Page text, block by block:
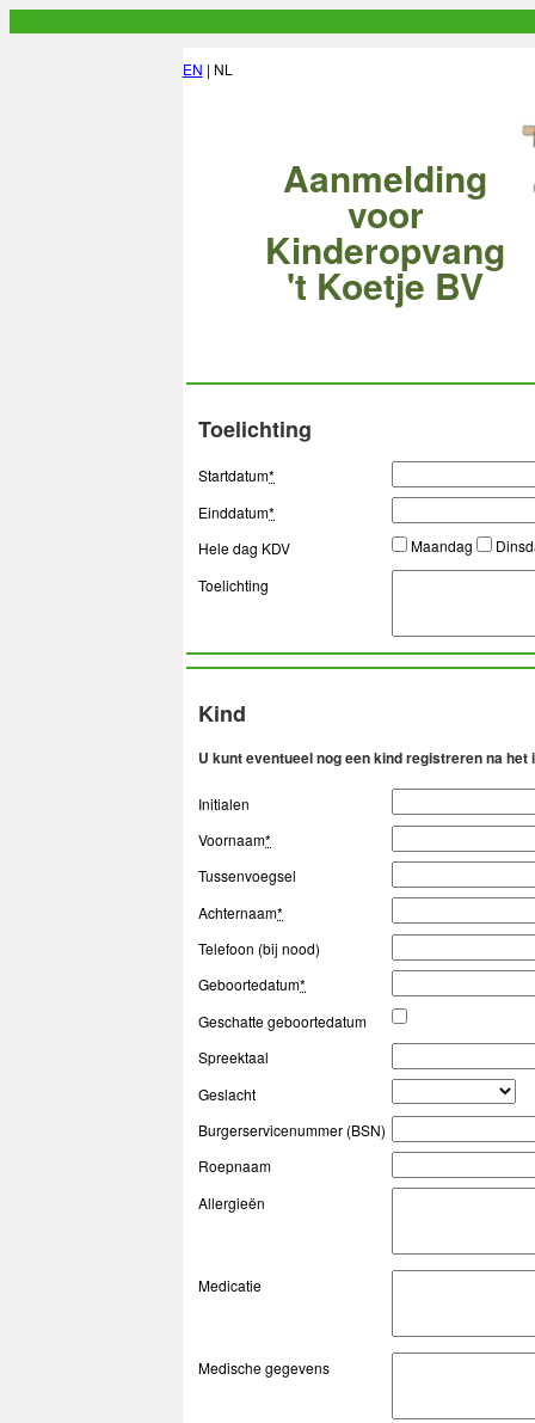
EN | NL
Aanmelding
voor
Kinderopvang
't Koetje BV
Toelichting
Startdatum*
Einddatum*
Hele dag KDV
Maandag
Toelichting
Kind
U kunt eventueel nog een kind registreren na
Initialen
Voornaam*
Tussenvoegsel
Achternaam*
Telefoon (bij nood)
Geboortedatum*
Geschatte geboortedatum
Spreektaal
Geslacht
Burgerservicenummer (BSN)
Roepnaam
Allergieën
Medicatie
Medische gegevens